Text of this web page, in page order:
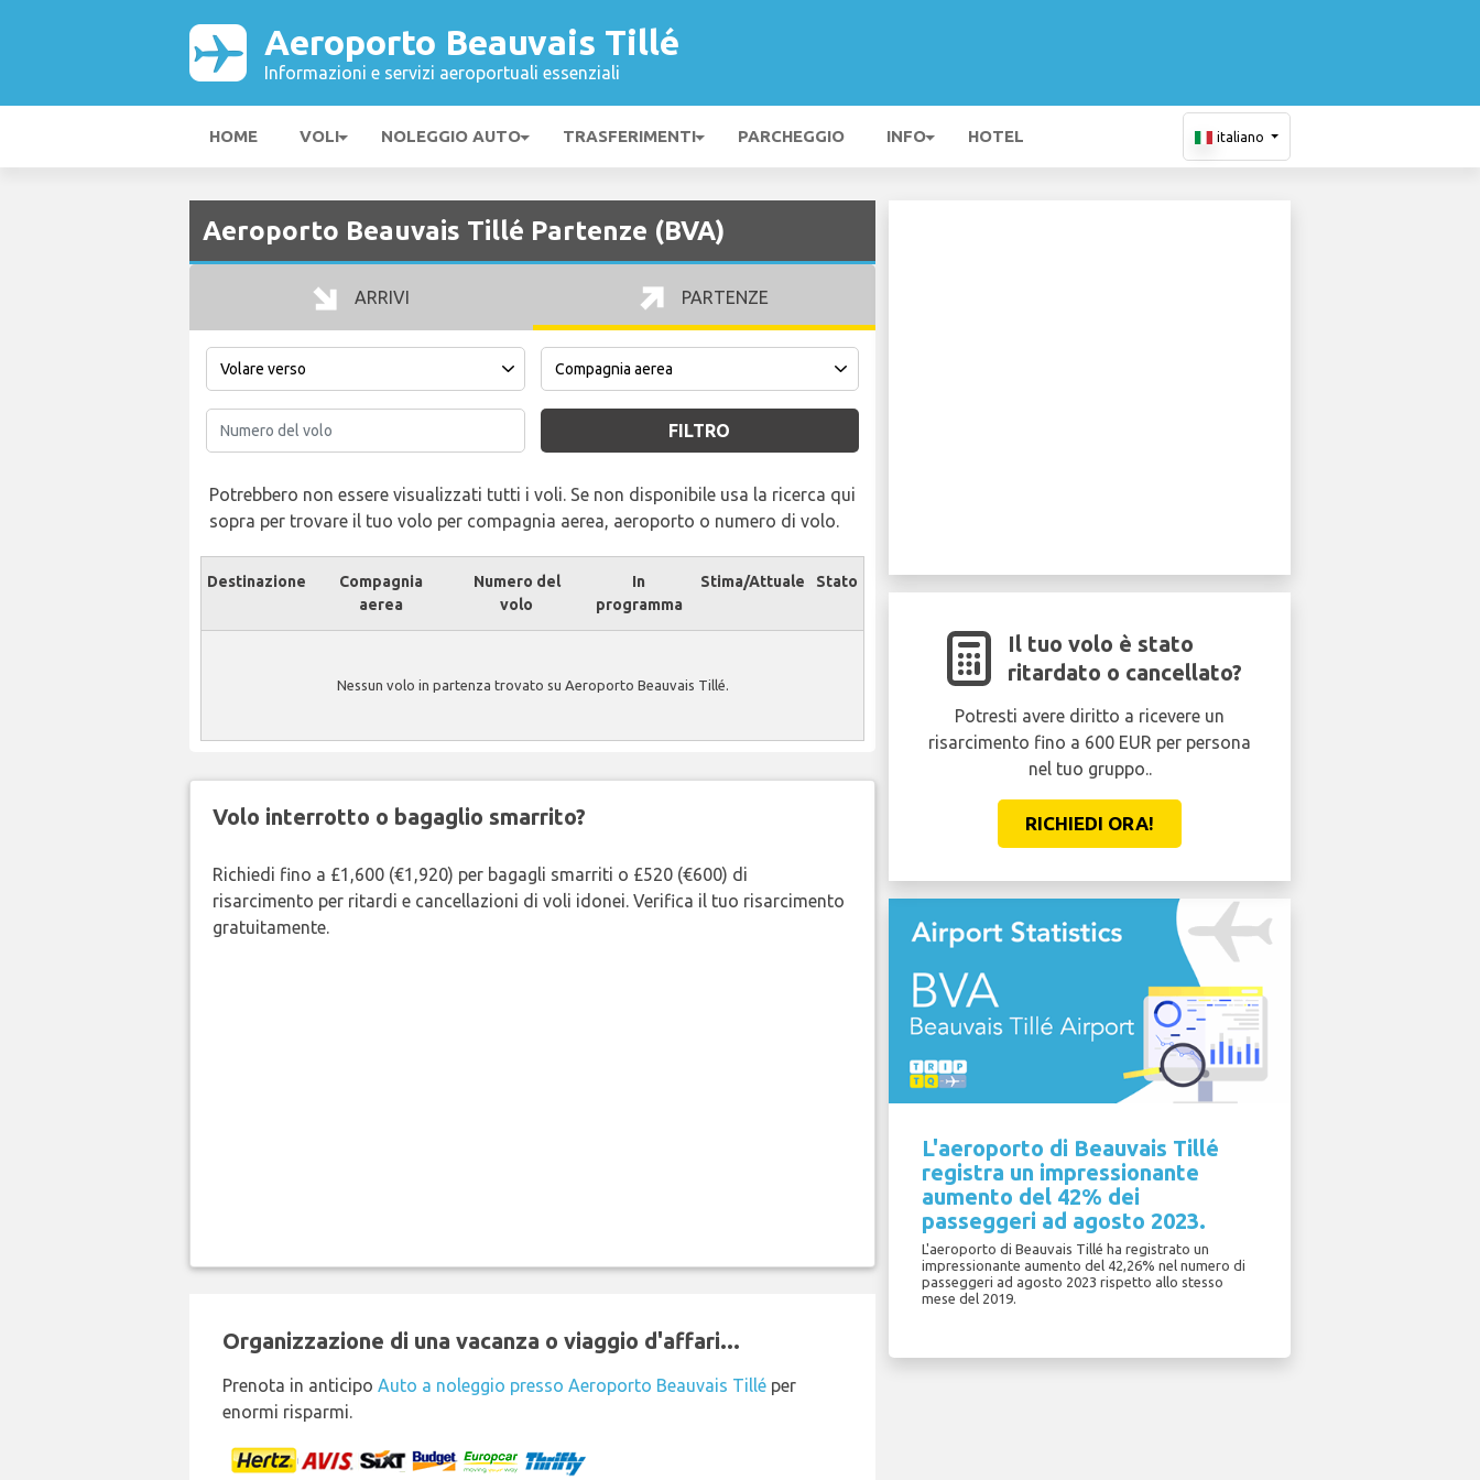
Aeroporto Beauvais Tillé
Informazioni e servizi aeroportuali essenziali
HOME VOLI NOLEGGIO AUTO TRASFERIMENTI PARCHEGGIO INFO HOTEL italiano
Aeroporto Beauvais Tillé Partenze (BVA)
ARRIVI PARTENZE
FILTRO
Potrebbero non essere visualizzati tutti i voli. Se non disponibile usa la ricerca qui
sopra per trovare il tuo volo per compagnia aerea, aeroporto o numero di volo.
Destinazione
Compagnia
aerea
Numero del
volo
In
programma
Stima/Attuale Stato
Nessun volo in partenza trovato su Aeroporto Beauvais Tillé.
Volo interrotto o bagaglio smarrito?
Richiedi fino a £1,600 (€1,920) per bagagli smarriti o £520 (€600) di
risarcimento per ritardi e cancellazioni di voli idonei. Verifica il tuo risarcimento
gratuitamente.
Organizzazione di una vacanza o viaggio d'affari...
Prenota in anticipo Auto a noleggio presso Aeroporto Beauvais Tillé per
enormi risparmi.
Il tuo volo è stato
ritardato o cancellato?
Potresti avere diritto a ricevere un
risarcimento fino a 600 EUR per persona
nel tuo gruppo..
RICHIEDI ORA!
L'aeroporto di Beauvais Tillé
registra un impressionante
aumento del 42% dei
passeggeri ad agosto 2023.
L'aeroporto di Beauvais Tillé ha registrato un
impressionante aumento del 42,26% nel numero di
passeggeri ad agosto 2023 rispetto allo stesso
mese del 2019.